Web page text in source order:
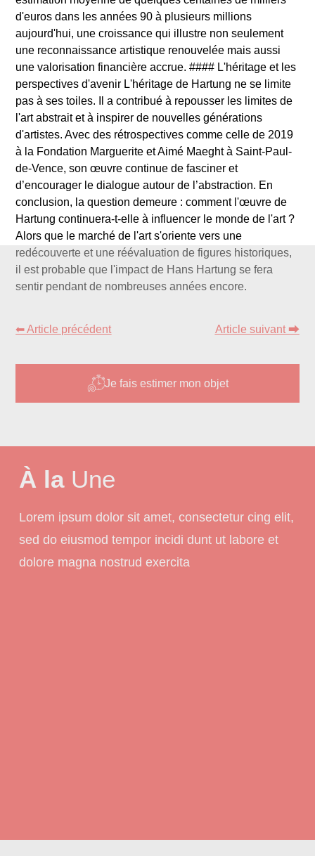
d'euros dans les années 90 à plusieurs millions
aujourd'hui, une croissance qui illustre non seulement
une reconnaissance artistique renouvelée mais aussi
une valorisation financière accrue. #### L'héritage et les
perspectives d'avenir L'héritage de Hartung ne se limite
pas à ses toiles. Il a contribué à repousser les limites de
l'art abstrait et à inspirer de nouvelles générations
d'artistes. Avec des rétrospectives comme celle de 2019
à la Fondation Marguerite et Aimé Maeght à Saint-Paul-
de-Vence, son œuvre continue de fasciner et
d’encourager le dialogue autour de l’abstraction. En
conclusion, la question demeure : comment l'œuvre de
Hartung continuera-t-elle à influencer le monde de l'art ?
Alors que le marché de l'art s'oriente vers une
redécouverte et une réévaluation de figures historiques,
il est probable que l'impact de Hans Hartung se fera
sentir pendant de nombreuses années encore.
⬅ Article précédent Article suivant ⮕
Je fais estimer mon objet
À laUne
Lorem ipsum dolor sit amet, consectetur cing elit,
sed do eiusmod tempor incidi dunt ut labore et
dolore magna nostrud exercita